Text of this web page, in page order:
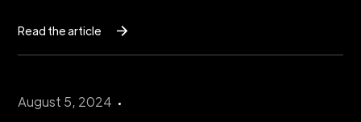
Read the article
August 5, 2024